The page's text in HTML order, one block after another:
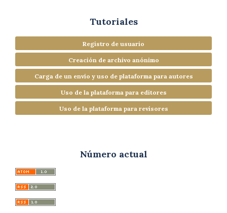
Tutoriales
Registro de usuario
Creación de archivo anónimo
Carga de un envío y uso de plataforma para autores
Uso de la plataforma para editores
Uso de la plataforma para revisores
Número actual